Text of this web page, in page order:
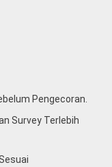
Pengecoran.
Survey Terlebih